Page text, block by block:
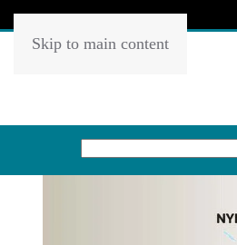
Skip to main content